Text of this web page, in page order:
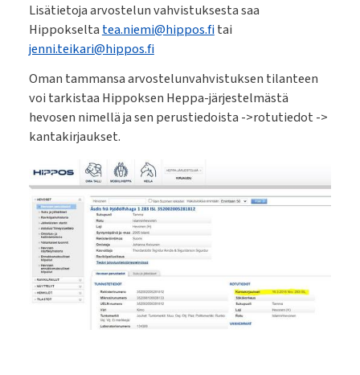
Lisätietoja arvostelun vahvistuksesta saa
Hippokseltatea.niemi@hippos.fitai
jenni.teikari@hippos.fi
Oman tammansa arvostelunvahvistuksen tilanteen
voi tarkistaa Hippoksen Heppa-järjestelmästä
hevosen nimellä ja sen perustiedoista ->rotutiedot ->
kantakirjaukset.